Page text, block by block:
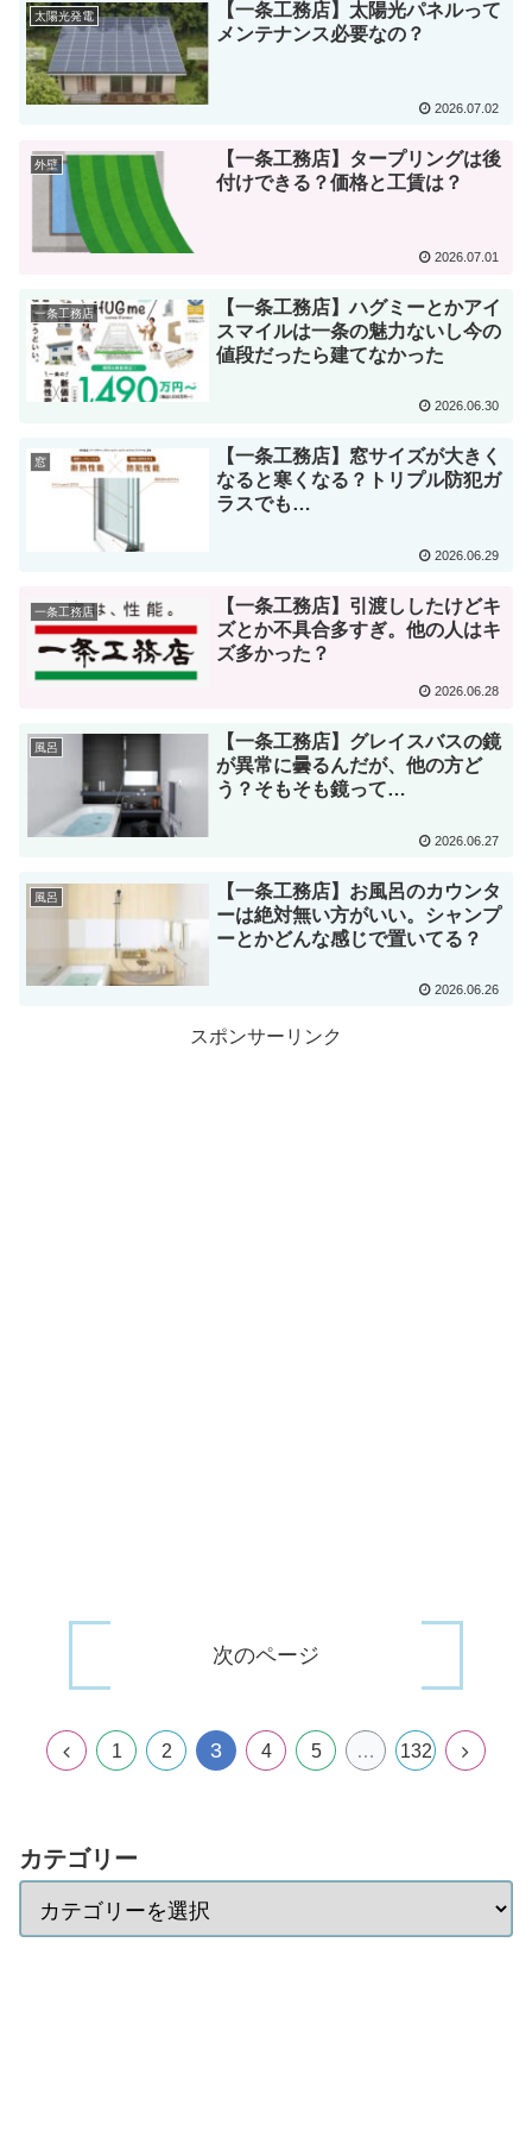
太陽光発電
【一条工務店】太陽光パネルって
メンテナンス必要なの？
2026.07.02
外壁
【一条工務店】タープリングは後
付けできる？価格と工賃は？
2026.07.01
一条工務店
【一条工務店】ハグミーとかアイ
スマイルは一条の魅力ないし今の
値段だったら建てなかった
2026.06.30
窓
【一条工務店】窓サイズが大きく
なると寒くなる？トリプル防犯ガ
ラスでも…
2026.06.29
一条工務店
【一条工務店】引渡ししたけどキ
ズとか不具合多すぎ。他の人はキ
ズ多かった？
2026.06.28
風呂
【一条工務店】グレイスバスの鏡
が異常に曇るんだが、他の方ど
う？そもそも鏡って…
2026.06.27
風呂
【一条工務店】お風呂のカウンタ
ーは絶対無い方がいい。シャンプ
ーとかどんな感じで置いてる？
2026.06.26
スポンサーリンク
次のページ
1 2 3 4 5 … 132
カテゴリー